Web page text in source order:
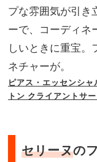
プな雰囲気が引き
ーで、コーディネ
しいときに重宝。
ネチャーが。
ピアス・エッセンシャ
トン クライアントサ
セリーヌの